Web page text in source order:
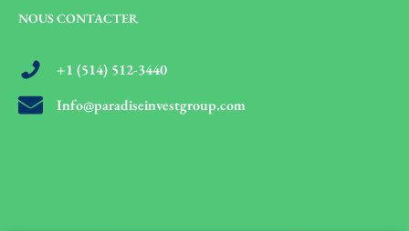
NOUS CONTACTER
+1 (514) 512-3440
Info@paradiseinvestgroup.com